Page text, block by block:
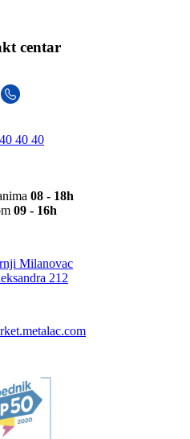
centar
40 40
08 - 18h
09 - 16h
Milanovac
212